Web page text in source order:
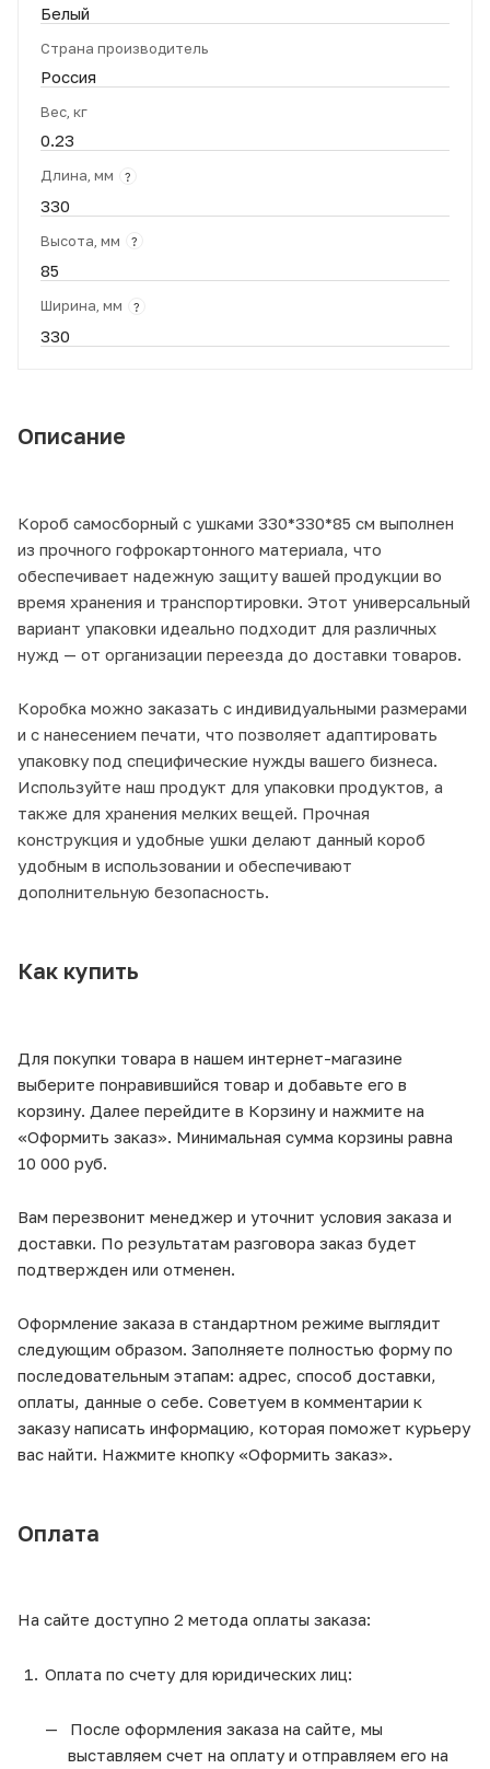
Белый
Страна производитель
Россия
Вес, кг
0.23
Длина, мм ?
330
Высота, мм ?
85
Ширина, мм ?
330
Описание
Короб самосборный с ушками 330*330*85 см выполнен
из прочного гофрокартонного материала, что
обеспечивает надежную защиту вашей продукции во
время хранения и транспортировки. Этот универсальный
вариант упаковки идеально подходит для различных
нужд — от организации переезда до доставки товаров.
Коробка можно заказать с индивидуальными размерами
и с нанесением печати, что позволяет адаптировать
упаковку под специфические нужды вашего бизнеса.
Используйте наш продукт для упаковки продуктов, а
также для хранения мелких вещей. Прочная
конструкция и удобные ушки делают данный короб
удобным в использовании и обеспечивают
дополнительную безопасность.
Как купить
Для покупки товара в нашем интернет-магазине
выберите понравившийся товар и добавьте его в
корзину. Далее перейдите в Корзину и нажмите на
«Оформить заказ». Минимальная сумма корзины равна
10 000 руб.
Вам перезвонит менеджер и уточнит условия заказа и
доставки. По результатам разговора заказ будет
подтвержден или отменен.
Оформление заказа в стандартном режиме выглядит
следующим образом. Заполняете полностью форму по
последовательным этапам: адрес, способ доставки,
оплаты, данные о себе. Советуем в комментарии к
заказу написать информацию, которая поможет курьеру
вас найти. Нажмите кнопку «Оформить заказ».
Оплата
На сайте доступно 2 метода оплаты заказа:
Оплата по счету для юридических лиц:
После оформления заказа на сайте, мы
выставляем счет на оплату и отправляем его на